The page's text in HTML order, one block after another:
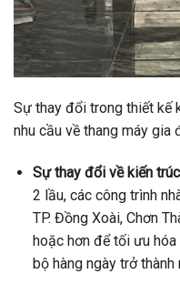
Sự thay đổi trong thiết kế
nhu cầu về thang máy gia
Sự thay đổi về kiến
2 lầu, các công trình
TP. Đồng Xoài, Chơn
hoặc hơn để tối ưu
bộ hàng ngày trở thành